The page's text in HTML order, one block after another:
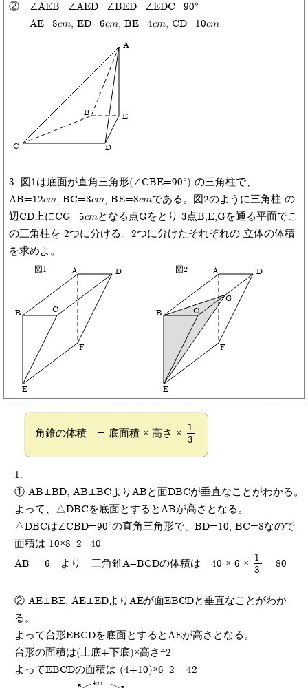
② ∠AEB=∠AED=∠BED=∠EDC=90°
AE=8cm, ED=6cm, BE=4cm, CD=10cm
A
B
C D
E
3. 図1は底面が直角三角形(∠CBE=90°) の三角柱で、
AB=12cm, BC=3cm, BE=8cmである。図2のように三角柱 の
辺CD上にCG=5cmとなる点Gをとり 3点B,E,Gを通る平面でこ
の三角柱を 2つに分ける。2つに分けたそれぞれの 立体の体積
を求めよ。
図1 A
B C
D
E
F
図2 A
B C
D
E
F
G
角錐の体積 = 底面積 × 高さ ×
1
3
1.
① AB⊥BD, AB⊥BCよりABと面DBCが垂直なことがわかる。
よって、△DBCを底面とするとABが高さとなる。
△DBCは∠CBD=90°の直角三角形で、BD=10, BC=8なので
面積は 10×8÷2=40
AB = 6 より 三角錐A-BCDの体積は 40 × 6 ×
1
3
=80
② AE⊥BE, AE⊥EDよりAEが面EBCDと垂直なことがわか
る。
よって台形EBCDを底面とするとAEが高さとなる。
台形の面積は(上底+下底)×高さ÷2
よってEBCDの面積は (4+10)×6÷2 =42
B
4cm